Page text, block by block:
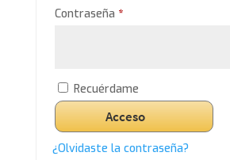
Contraseña *Obligatorio
Recuérdame
Acceso
¿Olvidaste la contraseña?